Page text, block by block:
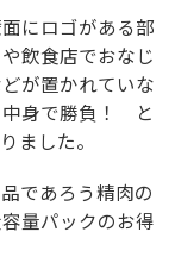
にロゴがある部
飲食店でおなじ
が置かれていな
中身で勝負！ と
ました。
であろう精肉の
量パックのお得